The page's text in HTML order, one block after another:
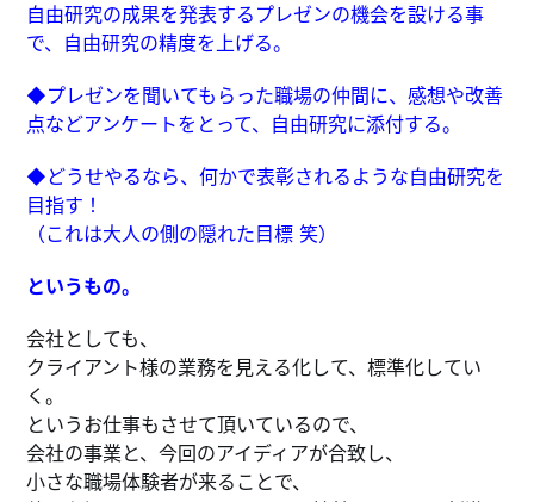
自由研究の成果を発表するプレゼンの機会を設ける事
で、自由研究の精度を上げる。
◆プレゼンを聞いてもらった職場の仲間に、感想や改善
点などアンケートをとって、自由研究に添付する。
◆どうせやるなら、何かで表彰されるような自由研究を
目指す！
（これは大人の側の隠れた目標 笑）
というもの。
会社としても、
クライアント様の業務を見える化して、標準化してい
く。
というお仕事もさせて頂いているので、
会社の事業と、今回のアイディアが合致し、
小さな職場体験者が来ることで、